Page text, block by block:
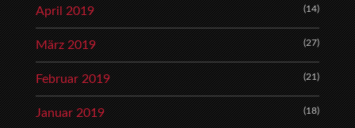
April 2019 (14)
März 2019 (27)
Februar 2019 (21)
Januar 2019 (18)